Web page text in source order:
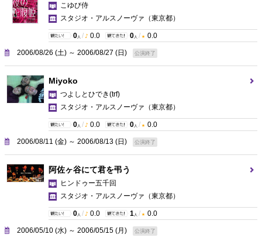
こゆび侍
スタジオ・アルスノーヴァ （東京都）
0 人 / 0.0 0 人 / 0.0
2006/08/26 (土) ～ 2006/08/27 (日) 公演終了
Miyoko
つよしとひでき(trf)
スタジオ・アルスノーヴァ （東京都）
0 人 / 0.0 0 人 / 0.0
2006/08/11 (金) ～ 2006/08/13 (日) 公演終了
阿佐ヶ谷にて君を弔う
ヒンドゥー五千回
スタジオ・アルスノーヴァ （東京都）
0 人 / 0.0 1 人 / 0.0
2006/05/10 (水) ～ 2006/05/15 (月) 公演終了